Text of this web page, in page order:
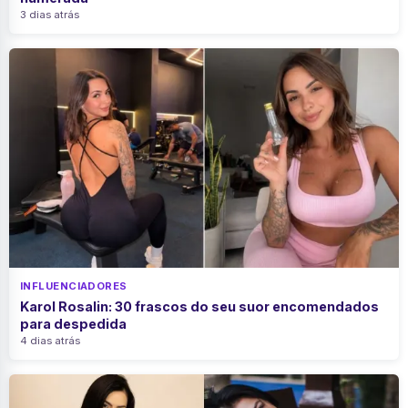
3 dias atrás
INFLUENCIADORES
Karol Rosalin: 30 frascos do seu suor encomendados
para despedida
4 dias atrás